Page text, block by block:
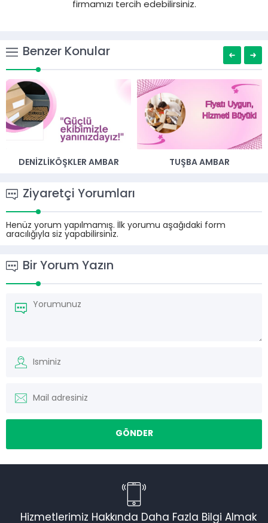
firmamızı tercih edebilirsiniz.
Benzer Konular
DENIZLIKÖŞKLER AMBAR TUŞBA AMBAR
Ziyaretçi Yorumları
Henüz yorum yapılmamış. İlk yorumu aşağıdaki form
aracılığıyla siz yapabilirsiniz.
Bir Yorum Yazın
Hizmetlerimiz Hakkında Daha Fazla Bilgi Almak